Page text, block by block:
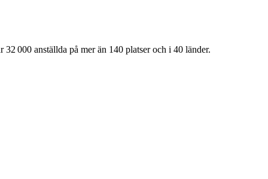
000 anställda på mer än 140 platser och i 40 länder.